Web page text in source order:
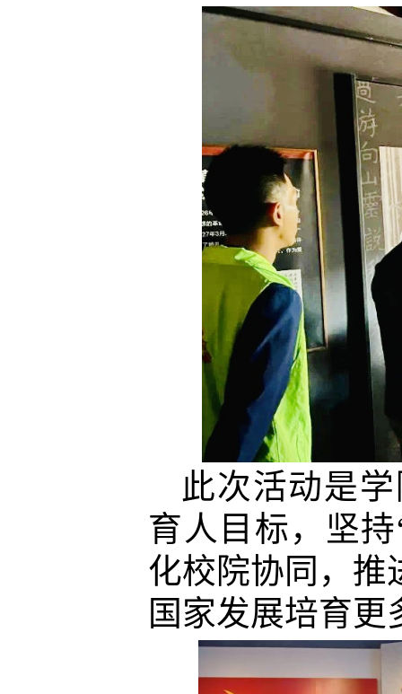
此次活动是
育人目标，坚
化校院协同，推
国家发展培育